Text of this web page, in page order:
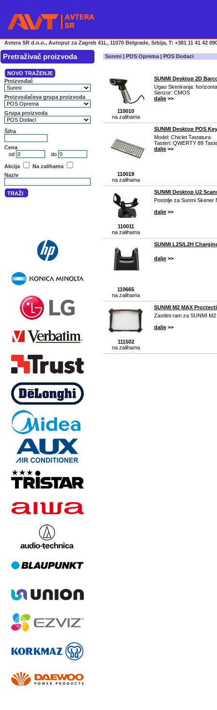
Avtera SR d.o.o., Autoput za Zagreb 41L, 11070 Belgrade, Srbija, T: +381 11 41 42
Pretraživač proizvoda Sunmi | POS Oprema | POS Dodaci
110010
na zalihama
SUNMI Desktop 2D
Ugao Skeniranja:
Senzor: CMOS
dalje >>
110019
na zalihama
SUNMI Desktop POS
Model: Chiclet Tastatura
Tasteri: QWERTY 89
dalje >>
110011
na zalihama
SUNMI Desktop U2
Postolje za Sunmi Skener
dalje >>
110665
na zalihama
SUNMI L2S/L2H
dalje >>
111502
na zalihama
SUNMI M2 MAX
Zastitni ram za SUNMI
dalje >>